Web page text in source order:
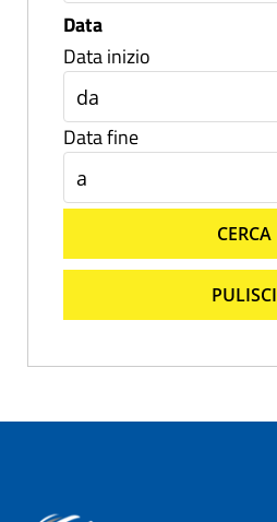
Data
Data inizio
Data fine
CERCA
PULISCI